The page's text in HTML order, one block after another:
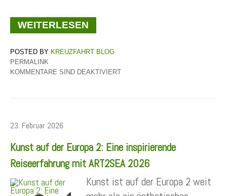
WEITERLESEN
KREUZFAHRT BLOG
PERMALINK
KOMMENTARE SIND DEAKTIVIERT
23. Februar 2026
Kunst auf der Europa 2: Eine inspirierende
Reiseerfahrung mit ART2SEA 2026
Kunst ist auf der Europa 2 weit